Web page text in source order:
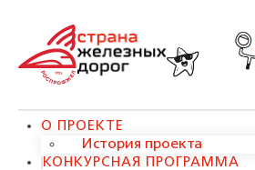
О ПРОЕКТЕ
История проекта
КОНКУРСНАЯ ПРОГРАММА